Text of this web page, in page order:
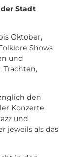
Stadt
Oktober,
Shows
und
Trachten,
den
Konzerte.
und
jeweils als das